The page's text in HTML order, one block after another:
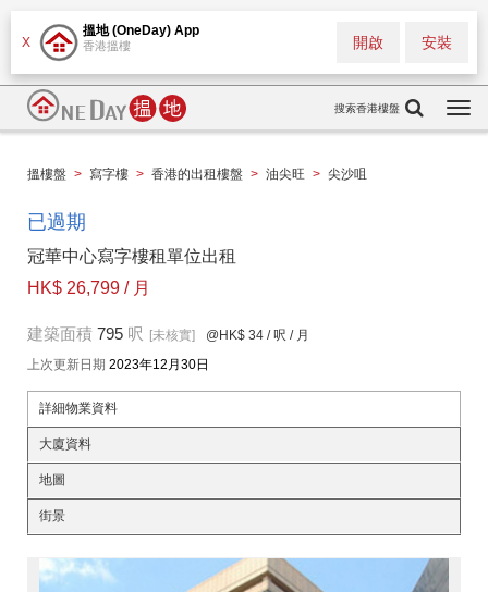
X
搵地 (OneDay) App
香港搵樓 安裝
開啟
搜索香港樓盤
搵樓盤 > 寫字樓 > 香港的出租樓盤 > 油尖旺 > 尖沙咀
已過期
冠華中心寫字樓租單位出租
HK$ 26,799 / 月
建築面積 795 呎 [未核實] @HK$ 34 / 呎 / 月
上次更新日期 2023年12月30日
詳細物業資料
大廈資料
地圖
街景